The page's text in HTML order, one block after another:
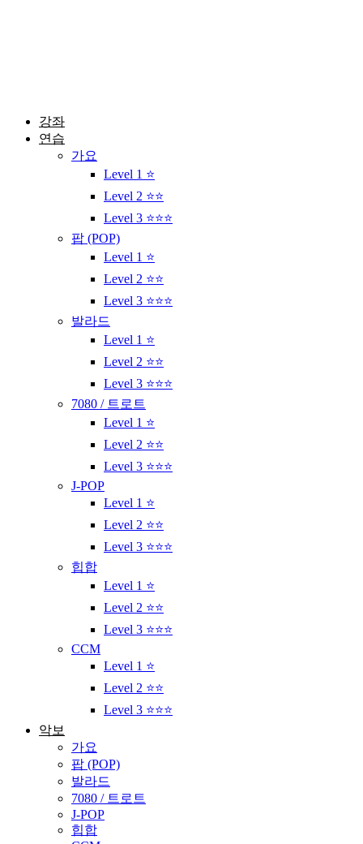
강좌
연습
가요
Level 1 ⭐
Level 2 ⭐⭐
Level 3 ⭐⭐⭐
팝 (POP)
Level 1 ⭐
Level 2 ⭐⭐
Level 3 ⭐⭐⭐
발라드
Level 1 ⭐
Level 2 ⭐⭐
Level 3 ⭐⭐⭐
7080 / 트로트
Level 1 ⭐
Level 2 ⭐⭐
Level 3 ⭐⭐⭐
J-POP
Level 1 ⭐
Level 2 ⭐⭐
Level 3 ⭐⭐⭐
힙합
Level 1 ⭐
Level 2 ⭐⭐
Level 3 ⭐⭐⭐
CCM
Level 1 ⭐
Level 2 ⭐⭐
Level 3 ⭐⭐⭐
악보
가요
팝 (POP)
발라드
7080 / 트로트
J-POP
힙합